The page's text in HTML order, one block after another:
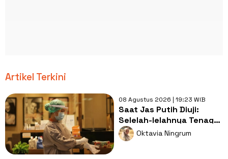
Artikel Terkini
08 Agustus 2026 | 19:23 WIB
Saat Jas Putih Diuji:
Selelah-lelahnya Tenaga
Kesehatan, Tetap Lebih
Melelahkan Jadi Pasien
Oktavia Ningrum